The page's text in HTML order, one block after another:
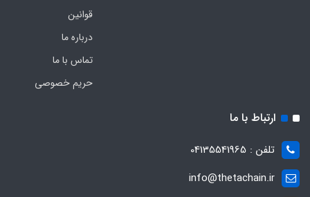
قوانین
درباره ما
تماس با ما
حریم خصوصی
ارتباط با ما
تلفن : 04135541965
info@thetachain.ir